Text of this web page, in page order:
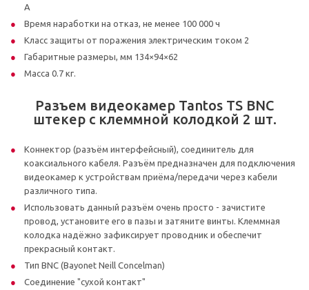
А
Время наработки на отказ, не менее 100 000 ч
Класс защиты от поражения электрическим током 2
Габаритные размеры, мм 134×94×62
Масса 0.7 кг.
Разъем видеокамер Tantos TS BNC
штекер с клеммной колодкой 2 шт.
Коннектор (разъём интерфейсный), соединитель для
коаксиального кабеля. Разъём предназначен для подключения
видеокамер к устройствам приёма/передачи через кабели
различного типа.
Использовать данный разъём очень просто - зачистите
провод, установите его в пазы и затяните винты. Клеммная
колодка надёжно зафиксирует проводник и обеспечит
прекрасный контакт.
Тип BNC (Bayonet Neill Concelman)
Соединение "сухой контакт"